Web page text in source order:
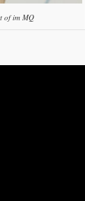
of im MQ